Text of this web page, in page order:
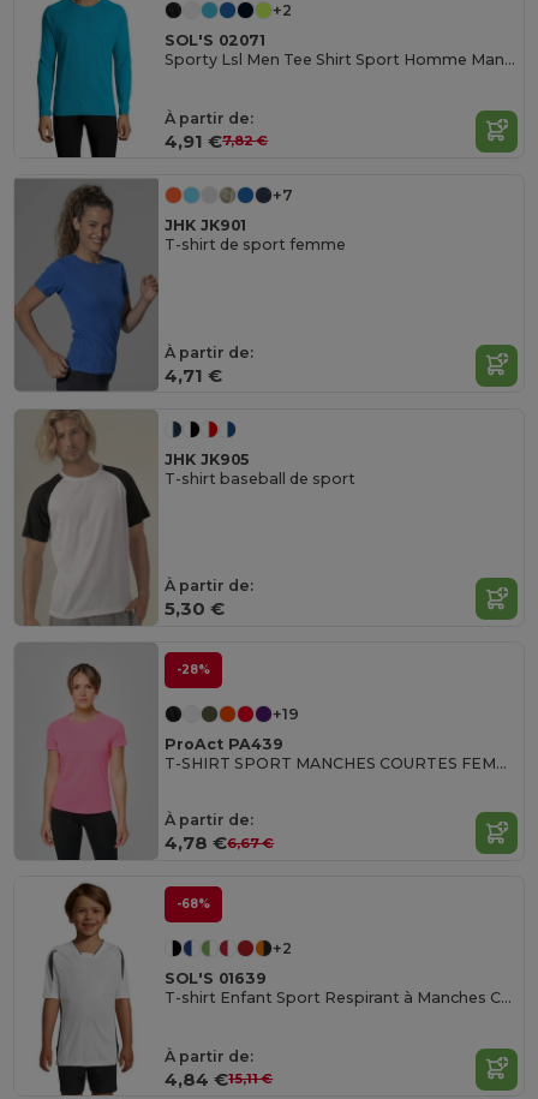
+2
SOL'S 02071
Sporty Lsl Men Tee Shirt Sport Homme Manches Longues
À partir de:
4,91 €7,82 €
+7
JHK JK901
T-shirt de sport femme
À partir de:
4,71 €
JHK JK905
T-shirt baseball de sport
À partir de:
5,30 €
-28%
+19
ProAct PA439
T-SHIRT SPORT MANCHES COURTES FEMME
À partir de:
4,78 €6,67 €
-68%
+2
SOL'S 01639
T-shirt Enfant Sport Respirant à Manches Courtes
À partir de:
4,84 €15,11 €